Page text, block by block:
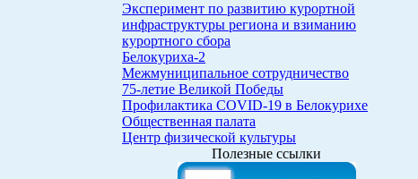
Эксперимент по развитию курортной
инфраструктуры региона и взиманию
курортного сбора
Белокуриха-2
Межмуниципальное сотрудничество
75-летие Великой Победы
Профилактика COVID-19 в Белокурихе
Общественная палата
Центр физической культуры
Полезные ссылки